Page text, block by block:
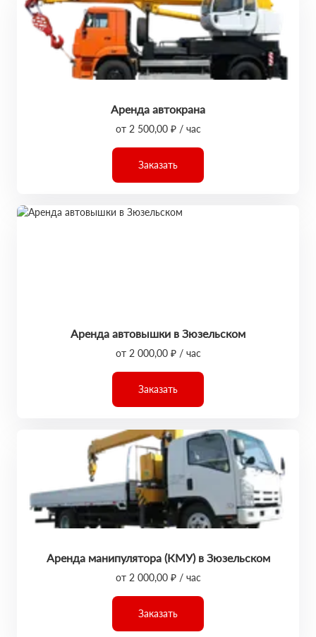
Аренда автокрана
от 2 500,00 ₽ / час
Заказать
Аренда автовышки в Зюзельском
от 2 000,00 ₽ / час
Заказать
Аренда манипулятора (КМУ) в Зюзельском
от 2 000,00 ₽ / час
Заказать